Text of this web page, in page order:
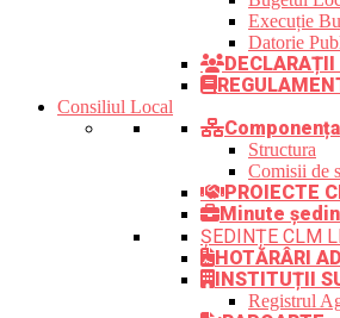
Execuție
Datorie
Consiliul Local
Componența
Structura
Comisii de
PROIECTE
Minute
ȘEDINȚE CLM
HOTĂRÂRI
INSTITUȚII
Registrul